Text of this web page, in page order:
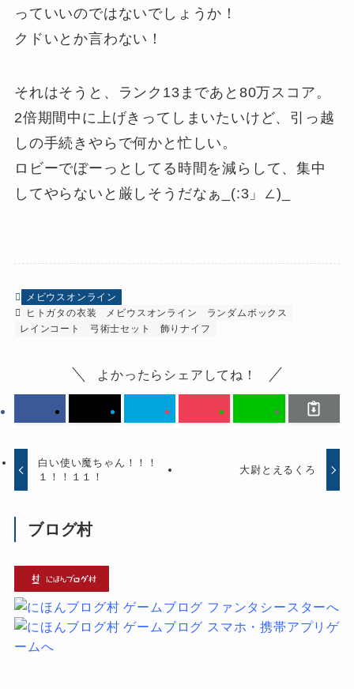
っていいのではないでしょうか！
クドいとか言わない！
それはそうと、ランク13まであと80万スコア。
2倍期間中に上げきってしまいたいけど、引っ越
しの手続きやらで何かと忙しい。
ロビーでぼーっとしてる時間を減らして、集中
してやらないと厳しそうだなぁ_(:3」∠)_
メビウスオンライン
ヒトガタの衣装
メビウスオンライン
ランダムボックス
レインコート
弓術士セット 飾りナイフ
よかったらシェアしてね！
白い使い魔ちゃん！！！
１！！１１！
大尉とえるくろ
ブログ村